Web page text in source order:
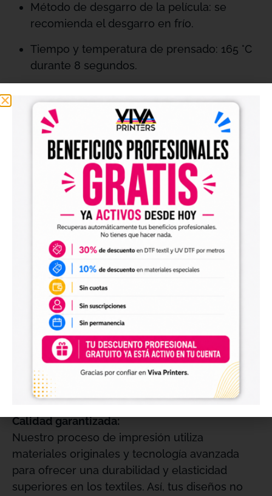
Método de desgarro de la película: se
recomienda el desgarro en frío.
Tiempo y temperatura de prensado: 165 °C
durante 8 segundos.
Resistencia y cuidado:
Lavado a máquina normal hasta 100 veces
con ciclos de 25 minutos.
No se recomienda lavar en ciclos cortos ni
remojar.
Nivel de resistencia al lavado: 4-5.
Aplicaciones recomendadas:
Sombreros, bolsos, ropa en general, bolsas de
lona y bolsas no tejidas.
Parámetros del material:
Tamaño del rollo: 0,3 m x 100 m (4 kg) / 0,6
m x 100 m (8 kg).
Dimensiones de la caja: 62 cm x 12,5 cm x
12,5 cm.
Calidad garantizada:
Nuestro proceso de impresión utiliza
materiales originales y tecnología avanzada
para ofrecer una durabilidad y elasticidad
superiores en los textiles. Así, tus diseños no